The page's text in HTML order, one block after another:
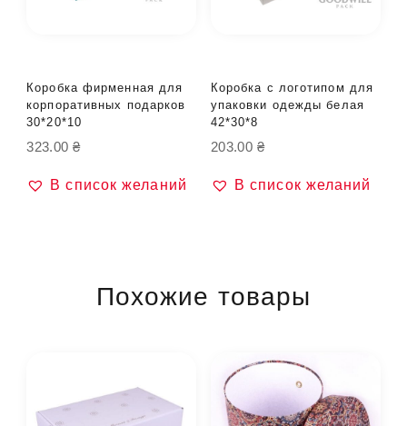
Коробка фирменная для
корпоративных подарков
30*20*10
323.00 ₴
В список желаний
Коробка с логотипом для
упаковки одежды белая
42*30*8
203.00 ₴
В список желаний
Похожие товары